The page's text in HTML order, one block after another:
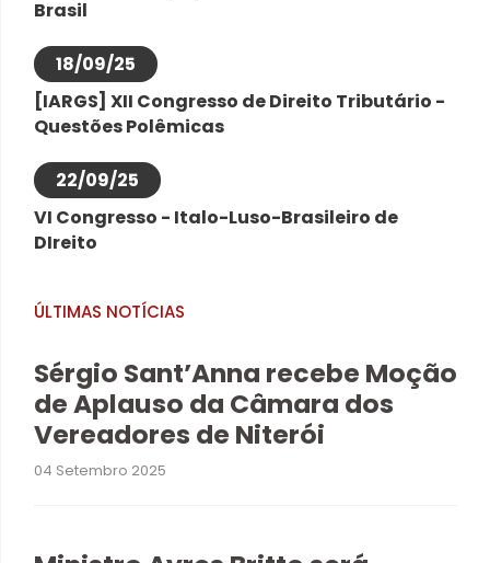
Brasil
18/09/25
[IARGS] XII Congresso de Direito Tributário -
Questões Polêmicas
22/09/25
VI Congresso - Italo-Luso-Brasileiro de
DIreito
ÚLTIMAS NOTÍCIAS
Sérgio Sant’Anna recebe Moção
de Aplauso da Câmara dos
Vereadores de Niterói
04 Setembro 2025